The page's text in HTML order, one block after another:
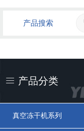
产品搜索
产品分类
真空冻干机系列